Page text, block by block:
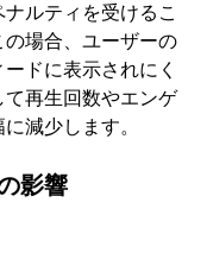
ルティを受けるこ
の場合、ユーザーの
ドに表示されにく
て再生回数やエンゲ
減少します。
影響